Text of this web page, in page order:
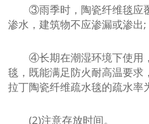
③雨季时，陶瓷纤维毯应
渗水，建筑物不应渗漏或渗出;
④长期在潮湿环境下使用
毯，既能满足防火耐高温要求
拉丁陶瓷纤维疏水毯的疏水率
(2)注意存放时间。